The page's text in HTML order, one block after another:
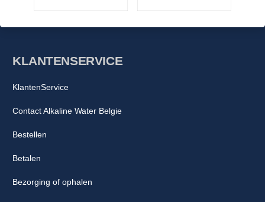
KLANTENSERVICE
KlantenService
Contact Alkaline Water Belgie
Bestellen
Betalen
Bezorging of ophalen